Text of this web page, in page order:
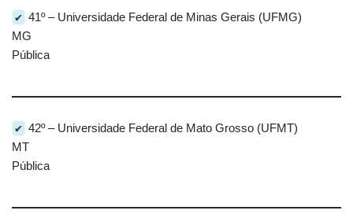
✔ 41º – Universidade Federal de Minas Gerais (UFMG)
MG
Pública
✔ 42º – Universidade Federal de Mato Grosso (UFMT)
MT
Pública